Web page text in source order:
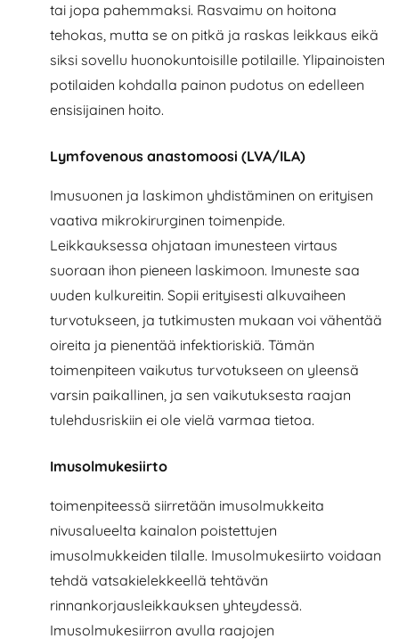
tai jopa pahemmaksi. Rasvaimu on hoitona
tehokas, mutta se on pitkä ja raskas leikkaus eikä
siksi sovellu huonokuntoisille potilaille. Ylipainoisten
potilaiden kohdalla painon pudotus on edelleen
ensisijainen hoito.
Lymfovenous anastomoosi (LVA/ILA)
Imusuonen ja laskimon yhdistäminen on erityisen
vaativa mikrokirurginen toimenpide.
Leikkauksessa ohjataan imunesteen virtaus
suoraan ihon pieneen laskimoon. Imuneste saa
uuden kulkureitin. Sopii erityisesti alkuvaiheen
turvotukseen, ja tutkimusten mukaan voi vähentää
oireita ja pienentää infektioriskiä. Tämän
toimenpiteen vaikutus turvotukseen on yleensä
varsin paikallinen, ja sen vaikutuksesta raajan
tulehdusriskiin ei ole vielä varmaa tietoa.
Imusolmukesiirto
toimenpiteessä siirretään imusolmukkeita
nivusalueelta kainalon poistettujen
imusolmukkeiden tilalle. Imusolmukesiirto voidaan
tehdä vatsakielekkeellä tehtävän
rinnankorjausleikkauksen yhteydessä.
Imusolmukesiirron avulla raajojen